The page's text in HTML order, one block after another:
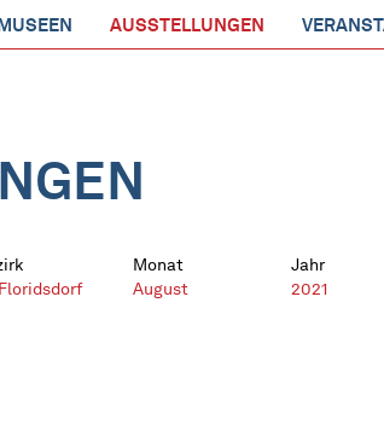
AUSSTELLUNGEN
Monat
August
Jahr
2021